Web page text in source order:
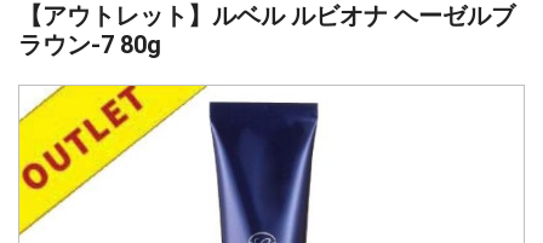
【アウトレット】ルベル ルビオナ ヘーゼルブ
ラウン-7 80g